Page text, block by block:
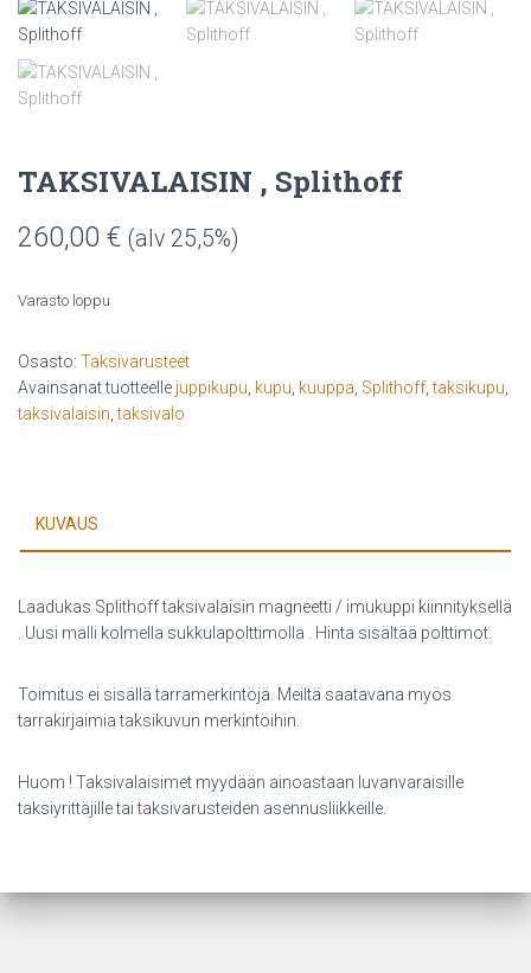
TAKSIVALAISIN , Splithoff
260,00 € (alv 25,5%)
Varasto loppu
Osasto: Taksivarusteet
Avainsanat tuotteelle juppikupu kupu kuuppa Splithoff ,taksikupu
taksivalaisin ,taksivalo
KUVAUS
Laadukas Splithoff taksivalaisin magneetti / imukuppi kiinnityksellä
. Uusi malli kolmella sukkulapolttimolla . Hinta sisältää polttimot.
Toimitus ei sisällä tarramerkintöjä. Meiltä saatavana myös
tarrakirjaimia taksikuvun merkintöihin.
Huom ! Taksivalaisimet myydään ainoastaan luvanvaraisille
taksiyrittäjille tai taksivarusteiden asennusliikkeille.